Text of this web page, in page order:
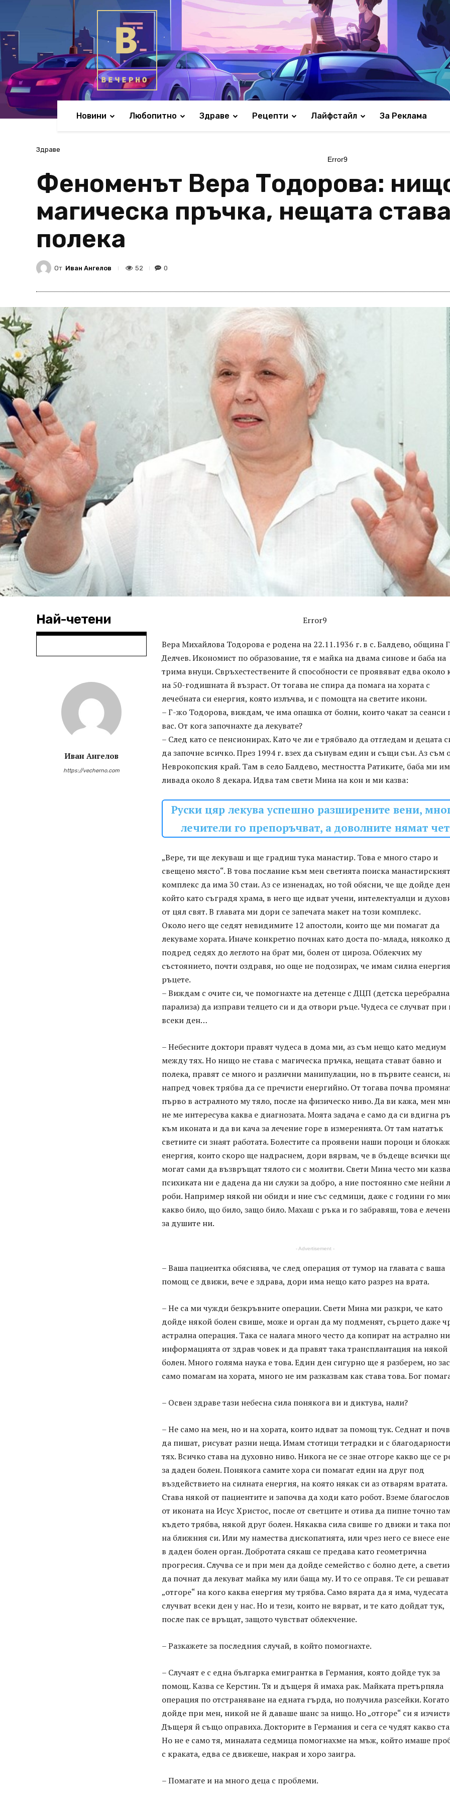
Новини Любопитно Здраве Рецепти Лайфстайл За Реклама
Здраве
Error9
Феноменът Вера Тодорова:
магическа пръчка, нещата
полека
От Иван Ангелов 52 0
Най-четени
Иван Ангелов
https://vecherno.com
Error9
Вера Михайлова Тодорова е родена на 22.11.1936 г. в с. Балдево, община
Делчев. Икономист по образование, тя е майка на двама синове и баба на
трима внуци. Свръхестествените й способности се проявяват едва около
на 50-годишната й възраст. От тогава не спира да помага на хората с
лечебната си енергия, която излъчва, и с помощта на светите икони.
– Г-жо Тодорова, виждам, че има опашка от болни, които чакат за сеанси
вас. От кога започнахте да лекувате?
– След като се пенсионирах. Като че ли е трябвало да отгледам и децата
да започне всичко. През 1994 г. взех да сънувам един и същи сън. Аз съм
Неврокопския край. Там в село Балдево, местността Ратиките, баба ми
ливада около 8 декара. Идва там свети Мина на кон и ми казва:
Руски цяр лекува успешно разширените вени,
лечители го препоръчват, а доволните нямат чет
„Вере, ти ще лекуваш и ще градиш тука манастир. Това е много старо и
свещено място“. В това послание към мен светията поиска манастирският
комплекс да има 30 стаи. Аз се изненадах, но той обясни, че ще дойде
който като съградя храма, в него ще идват учени, интелектуалци и
от цял свят. В главата ми дори се запечата макет на този комплекс.
Около него ще седят невидимите 12 апостоли, които ще ми помагат да
лекуваме хората. Иначе конкретно почнах като доста по-млада, няколко
подред седях до леглото на брат ми, болен от цироза. Облекчих му
състоянието, почти оздравя, но още не подозирах, че имам силна
ръцете.
– Виждам с очите си, че помогнахте на детенце с ДЦП (детска церебрална
парализа) да изправи телцето си и да отвори ръце. Чудеса се случват при
всеки ден…
– Небесните доктори правят чудеса в дома ми, аз съм нещо като медиум
между тях. Но нищо не става с магическа пръчка, нещата стават бавно и
полека, правят се много и различни манипулации, но в първите сеанси,
напред човек трябва да се пречисти енергийно. От тогава почва
първо в астралното му тяло, после на физическо ниво. Да ви кажа, мен
не ме интересува каква е диагнозата. Моята задача е само да си вдигна
към иконата и да ви кача за лечение горе в измеренията. От там нататък
светиите си знаят работата. Болестите са проявени наши пороци и
енергия, които скоро ще надраснем, дори вярвам, че в бъдеще всички
могат сами да възвръщат тялото си с молитви. Свети Мина често ми
психиката ни е дадена да ни служи за добро, а ние постоянно сме нейни
роби. Например някой ни обиди и ние със седмици, даже с години го
какво било, що било, защо било. Махаш с ръка и го забравяш, това е
за душите ни.
- Advertisement -
– Ваша пациентка обяснява, че след операция от тумор на главата с ваша
помощ се движи, вече е здрава, дори има нещо като разрез на врата.
– Не са ми чужди безкръвните операции. Свети Мина ми разкри, че като
дойде някой болен свише, може и орган да му подменят, сърцето даже
астрална операция. Така се налага много често да копират на астрално
информацията от здрав човек и да правят така трансплантация на някой
болен. Много голяма наука е това. Един ден сигурно ще я разберем, но
само помагам на хората, много не им разказвам как става това. Бог
– Освен здраве тази небесна сила понякога ви и диктува, нали?
– Не само на мен, но и на хората, които идват за помощ тук. Седнат и
да пишат, рисуват разни неща. Имам стотици тетрадки и с
тях. Всичко става на духовно ниво. Никога не се знае отгоре какво ще се
за даден болен. Понякога самите хора си помагат един на друг под
въздействието на силната енергия, на която някак си аз отварям вратата.
Става някой от пациентите и започва да ходи като робот. Вземе
от иконата на Исус Христос, после от светците и отива да пипне точно
където трябва, някой друг болен. Някаква сила свише го движи и така
на ближния си. Или му намества дископатията, или чрез него се внесе
в даден болен орган. Добротата сякаш се предава като геометрична
прогресия. Случва се и при мен да дойде семейство с болно дете, а
да почнат да лекуват майка му или баща му. И то се оправя. Те си решават
„отгоре“ на кого каква енергия му трябва. Само вярата да я има, чудесата
случват всеки ден у нас. Но и тези, които не вярват, и те като дойдат тук,
после пак се връщат, защото чувстват облекчение.
– Разкажете за последния случай, в който помогнахте.
– Случаят е с една българка емигрантка в Германия, която дойде тук за
помощ. Казва се Керстин. Тя и дъщеря й имаха рак. Майката претърпяла
операция по отстраняване на едната гърда, но получила разсейки. Когато
дойде при мен, никой не й даваше шанс за нищо. Но „отгоре“ си я
Дъщеря й също оправиха. Докторите в Германия и сега се чудят какво
Но не е само тя, миналата седмица помогнахме на мъж, който имаше
с краката, едва се движеше, накрая и хоро заигра.
– Помагате и на много деца с проблеми.